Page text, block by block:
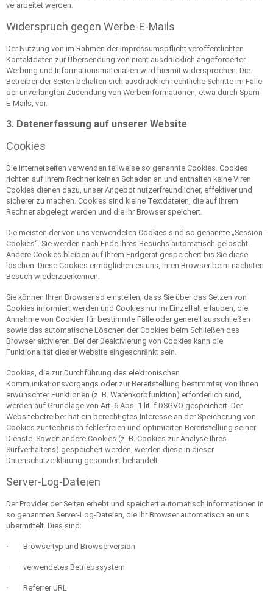
verarbeitet werden.
Widerspruch gegen Werbe-E-Mails
Der Nutzung von im Rahmen der Impressumspflicht veröffentlichten
Kontaktdaten zur Übersendung von nicht ausdrücklich angeforderter
Werbung und Informationsmaterialien wird hiermit widersprochen. Die
Betreiber der Seiten behalten sich ausdrücklich rechtliche Schritte im Falle
der unverlangten Zusendung von Werbeinformationen, etwa durch Spam-
E-Mails, vor.
3. Datenerfassung auf unserer Website
Cookies
Die Internetseiten verwenden teilweise so genannte Cookies. Cookies
richten auf Ihrem Rechner keinen Schaden an und enthalten keine Viren.
Cookies dienen dazu, unser Angebot nutzerfreundlicher, effektiver und
sicherer zu machen. Cookies sind kleine Textdateien, die auf Ihrem
Rechner abgelegt werden und die Ihr Browser speichert.
Die meisten der von uns verwendeten Cookies sind so genannte „Session-
Cookies“. Sie werden nach Ende Ihres Besuchs automatisch gelöscht.
Andere Cookies bleiben auf Ihrem Endgerät gespeichert bis Sie diese
löschen. Diese Cookies ermöglichen es uns, Ihren Browser beim nächsten
Besuch wiederzuerkennen.
Sie können Ihren Browser so einstellen, dass Sie über das Setzen von
Cookies informiert werden und Cookies nur im Einzelfall erlauben, die
Annahme von Cookies für bestimmte Fälle oder generell ausschließen
sowie das automatische Löschen der Cookies beim Schließen des
Browser aktivieren. Bei der Deaktivierung von Cookies kann die
Funktionalität dieser Website eingeschränkt sein.
Cookies, die zur Durchführung des elektronischen
Kommunikationsvorgangs oder zur Bereitstellung bestimmter, von Ihnen
erwünschter Funktionen (z. B. Warenkorbfunktion) erforderlich sind,
werden auf Grundlage von Art. 6 Abs. 1 lit. f DSGVO gespeichert. Der
Websitebetreiber hat ein berechtigtes Interesse an der Speicherung von
Cookies zur technisch fehlerfreien und optimierten Bereitstellung seiner
Dienste. Soweit andere Cookies (z. B. Cookies zur Analyse Ihres
Surfverhaltens) gespeichert werden, werden diese in dieser
Datenschutzerklärung gesondert behandelt.
Server-Log-Dateien
Der Provider der Seiten erhebt und speichert automatisch Informationen in
so genannten Server-Log-Dateien, die Ihr Browser automatisch an uns
übermittelt. Dies sind:
· Browsertyp und Browserversion
· verwendetes Betriebssystem
· Referrer URL